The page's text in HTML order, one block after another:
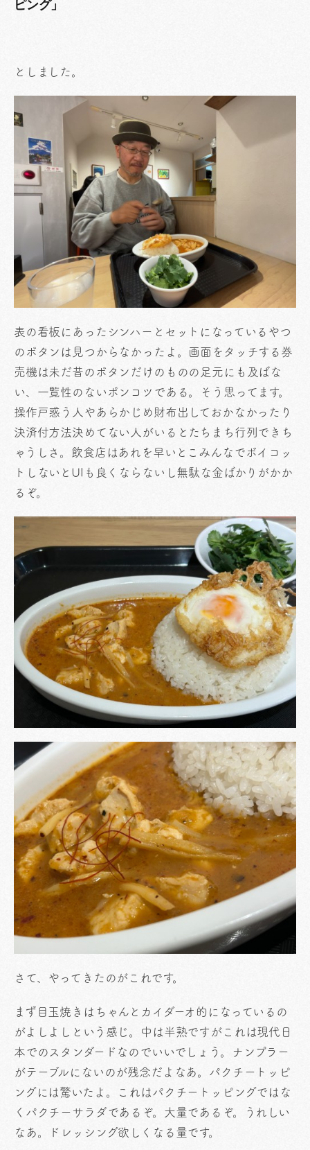
ピング」
としました。
表の看板にあったシンハーとセットになっているやつ
のボタンは見つからなかったよ。画面をタッチする券
売機は未だ昔のボタンだけのものの足元にも及ばな
い、一覧性のないポンコツである。そう思ってます。
操作戸惑う人やあらかじめ財布出しておかなかったり
決済付方法決めてない人がいるとたちまち行列できち
ゃうしさ。飲食店はあれを早いとこみんなでボイコッ
トしないとUIも良くならないし無駄な金ばかりがかか
るぞ。
さて、やってきたのがこれです。
まず目玉焼きはちゃんとカイダーオ的になっているの
がよしよしという感じ。中は半熟ですがこれは現代日
本でのスタンダードなのでいいでしょう。ナンプラー
がテーブルにないのが残念だよなあ。パクチートッピ
ングには驚いたよ。これはパクチートッピングではな
くパクチーサラダであるぞ。大量であるぞ。うれしい
なあ。ドレッシング欲しくなる量です。